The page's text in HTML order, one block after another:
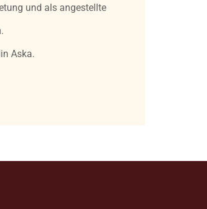
und als angestellte
Aska.